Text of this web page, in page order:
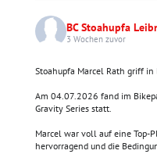
BC Stoahupfa
3 Wochen zuvor
Stoahupfa Marcel Rath griff
Am 04.07.2026 fand im
Gravity Series statt.
Marcel war voll auf eine Top-
hervorragend und die